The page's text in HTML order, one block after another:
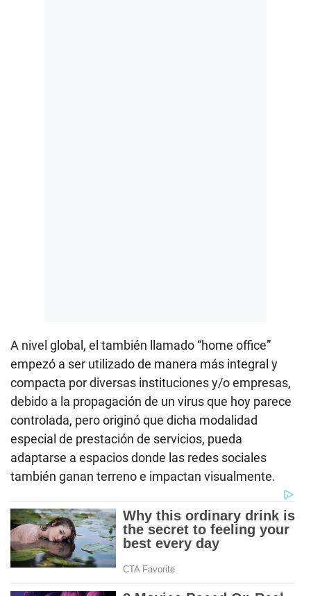
A nivel global, el también llamado “home office”
empezó a ser utilizado de manera más integral y
compacta por diversas instituciones y/o empresas,
debido a la propagación de un virus que hoy parece
controlada, pero originó que dicha modalidad
especial de prestación de servicios, pueda
adaptarse a espacios donde las redes sociales
también ganan terreno e impactan visualmente.